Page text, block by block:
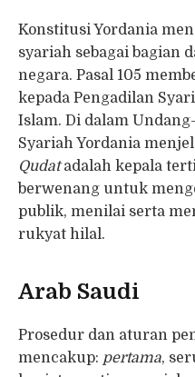
Konstitusi Yordania
syariah sebagai bagian
negara. Pasal 105
kepada Pengadilan
Islam. Di dalam
Syariah Yordania
Qudatadalah kepala
berwenang untuk
publik, menilai serta
rukyat hilal.
Arab Saudi
Prosedur dan aturan
mencakup: pertama,